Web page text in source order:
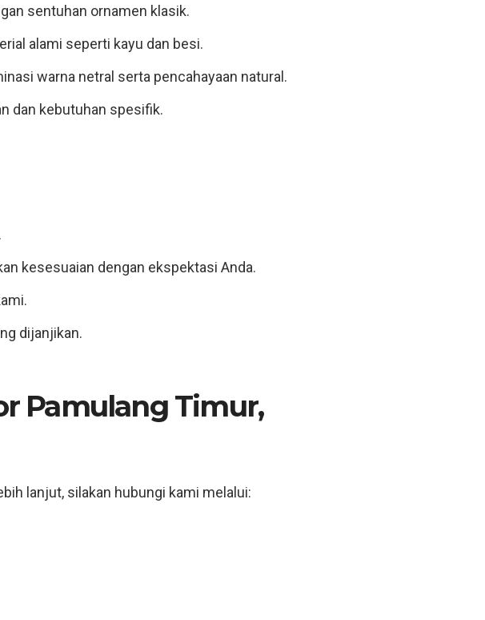
sentuhan ornamen klasik.
alami seperti kayu dan besi.
warna netral serta pencahayaan natural.
dan kebutuhan spesifik.
kesesuaian dengan ekspektasi Anda.
dijanjikan.
Pamulang Timur,
lanjut, silakan hubungi kami melalui: